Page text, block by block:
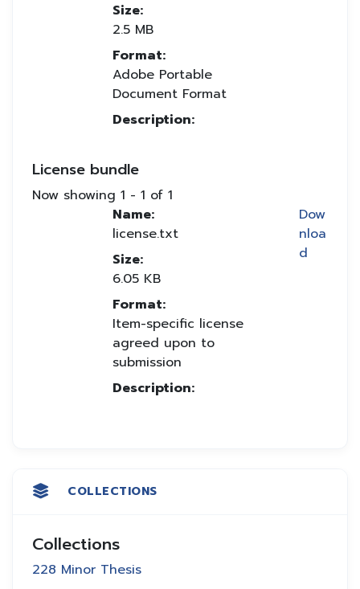
Size:
2.5 MB
Format:
Adobe Portable
Document Format
Description:
License bundle
Now showing 1 - 1 of 1
Name:
license.txt
Size:
6.05 KB
Format:
Item-specific license
agreed upon to
submission
Description:
Dow
nloa
d
COLLECTIONS
Collections
228 Minor Thesis